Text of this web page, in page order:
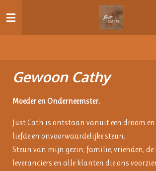
direct
Gewoon Cathy
Moeder en Onderneemster.
Just Cath is ontstaan vanuit een droom
liefde en onvoorwaardelijke steun.
Steun van mijn gezin, familie, vrienden, de
leveranciers en alle klanten die ons